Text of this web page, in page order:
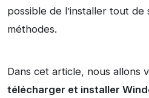
possible de l’installer tout
méthodes.
Dans cet article, nous allons
télécharger et installer